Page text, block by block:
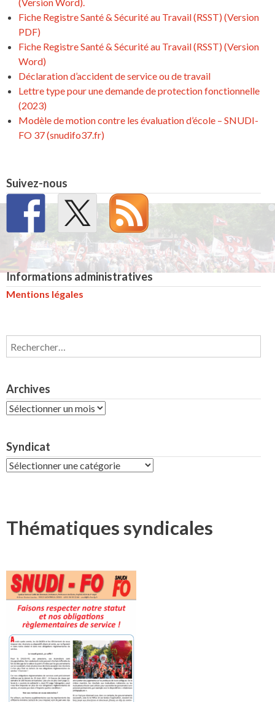
(Version Word).
Fiche Registre Santé & Sécurité au Travail (RSST) (Version
PDF)
Fiche Registre Santé & Sécurité au Travail (RSST) (Version
Word)
Déclaration d’accident de service ou de travail
Lettre type pour une demande de protection fonctionnelle
(2023)
Modèle de motion contre les évaluation d’école – SNUDI-
FO 37 (snudifo37.fr)
Suivez-nous
Informations administratives
Mentions légales
Rechercher :
Archives
Archives
Syndicat
Syndicat
Thématiques syndicales